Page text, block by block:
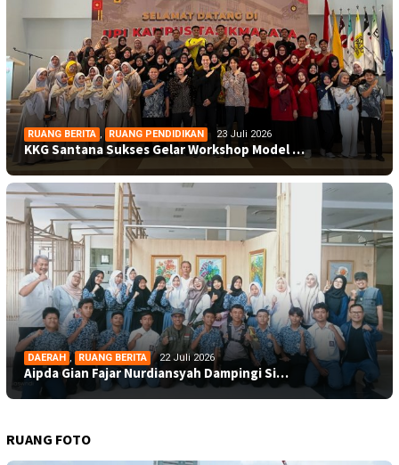
RUANG BERITA , RUANG PENDIDIKAN 23 Juli 2026
KKG Santana Sukses Gelar Workshop Model …
DAERAH , RUANG BERITA 22 Juli 2026
Aipda Gian Fajar Nurdiansyah Dampingi Si…
RUANG FOTO